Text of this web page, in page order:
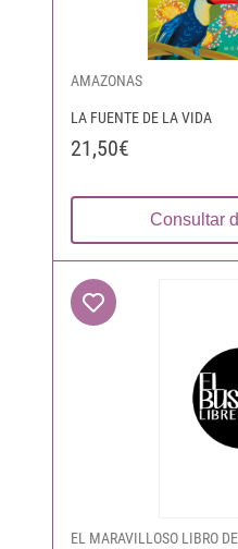
AMAZONAS
LA FUENTE DE LA VIDA
21,50€
Consultar
EL MARAVILLOSO LIBRO